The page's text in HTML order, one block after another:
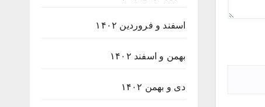
اسفند و فروردین ۱۴۰۲
بهمن و اسفند ۱۴۰۲
دی و بهمن ۱۴۰۲